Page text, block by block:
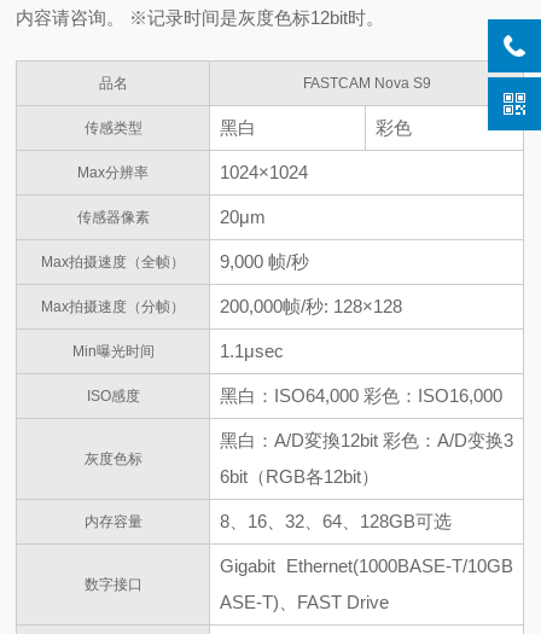
内容请咨询。 ※记录时间是灰度色标12bit时。
品名 FASTCAM Nova S9
传感类型 黑白 彩色
Max分辨率 1024×1024
传感器像素 20μm
Max拍摄速度（全帧） 9,000 帧/秒
Max拍摄速度（分帧） 200,000帧/秒: 128×128
Min曝光时间 1.1μsec
ISO感度 黑白：ISO64,000 彩色：ISO16,000
灰度色标
黑白：A/D変換12bit 彩色：A/D变换3
6bit（RGB各12bit）
内存容量 8、16、32、64、128GB可选
数字接口
Gigabit Ethernet(1000BASE-T/10GB
ASE-T)、FAST Drive